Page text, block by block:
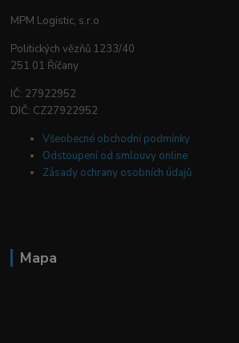
MPM Logistic, s.r.o
Politických vězňů 1233/40
251 01 Říčany
IČ: 27922952
DIČ: CZ27922952
Všeobecné obchodní podmínky
Odstoupení od smlouvy online
Zásady ochrany osobních údajů
Mapa